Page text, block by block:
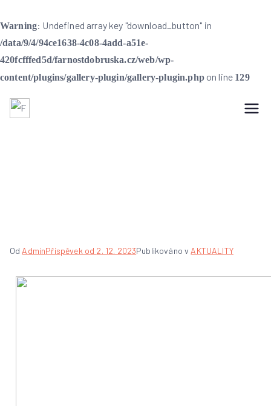
Warning: Undefined array key "download_button" in
/data/9/4/94ce1638-4c08-4add-a51e-
420fcfffed5d/farnostdobruska.cz/web/wp-
content/plugins/gallery-plugin/gallery-plugin.phpon line 129
Od AdminPříspěvek od 2. 12. 2023Publikováno v AKTUALITY